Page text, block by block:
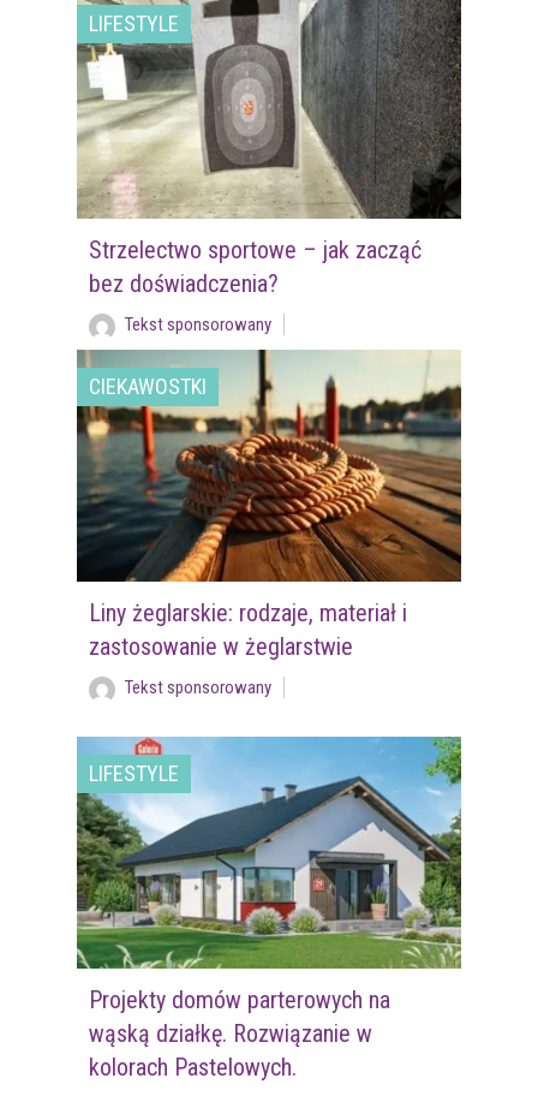
LIFESTYLE
Strzelectwo sportowe – jak zacząć
bez doświadczenia?
Tekst sponsorowany
CIEKAWOSTKI
Liny żeglarskie: rodzaje, materiał i
zastosowanie w żeglarstwie
Tekst sponsorowany
LIFESTYLE
Projekty domów parterowych na
wąską działkę. Rozwiązanie w
kolorach Pastelowych.